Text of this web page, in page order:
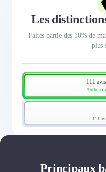
Les
Faites partie des 10% de
plus
111
111
Principaux